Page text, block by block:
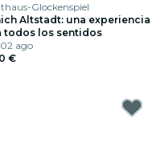
Glockenspiel
Altstadt: una experiencia
todos los sentidos
ago
€